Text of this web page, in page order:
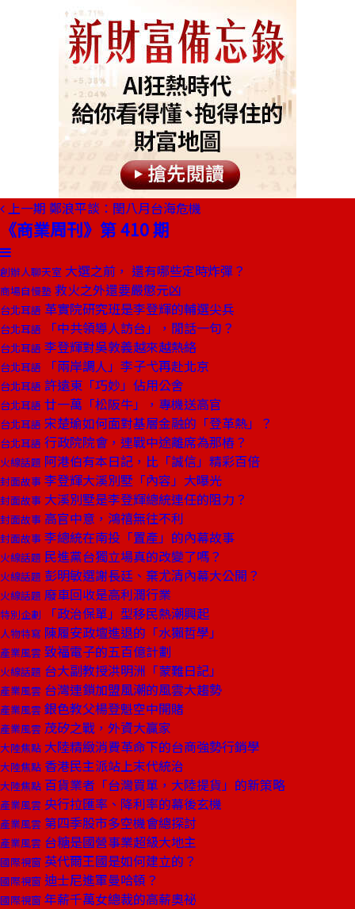
上一期 鄭浪平談：閏八月台海危機
《商業周刊》第 410 期
創辦人聊天室 大選之前， 還有哪些定時炸彈？
商場自慢塾 救火之外還要嚴懲元凶
台北耳語 革實院研究班是李登輝的輔選尖兵
台北耳語 「中共領導人訪台」，閒話一句？
台北耳語 李登輝對吳敦義越來越熱絡
台北耳語 「兩岸調人」李子弋再赴北京
台北耳語 許遠東「巧妙」佔用公舍
台北耳語 廿一萬「松阪牛」，專機送高官
台北耳語 宋楚瑜如何面對基層金融的「登革熱」？
台北耳語 行政院院會，連戰中途離席為那樁？
火線話題 阿港伯有本日記，比「誠信」精彩百倍
封面故事 李登輝大溪別墅「內容」大曝光
封面故事 大溪別墅是李登輝總統連任的阻力？
封面故事 高官中意，鴻禧無往不利
封面故事 李總統在南投「置產」的內幕故事
火線話題 民進黨台獨立場真的改變了嗎？
火線話題 彭明敏選謝長廷、棄尤清內幕大公開？
火線話題 廢車回收是高利潤行業
特別企劃 「政治保單」型移民熱潮興起
人物特寫 陳履安政壇進退的「水獺哲學」
產業風雲 致福電子的五百億計劃
火線話題 台大副教授洪明洲「蒙難日記」
產業風雲 台灣連鎖加盟風潮的風雲大趨勢
產業風雲 銀色教父楊登魁空中開賭
產業風雲 茂矽之戰，外資大贏家
大陸焦點 大陸精緻消費革命下的台商強勢行銷學
大陸焦點 香港民主派站上末代統治
大陸焦點 百貨業者「台灣買單，大陸提貨」的新策略
產業風雲 央行拉匯率、降利率的幕後玄機
產業風雲 第四季股市多空機會總探討
產業風雲 台糖是國營事業超級大地主
國際視窗 英代爾王國是如何建立的？
國際視窗 迪士尼進軍曼哈頓？
國際視窗 年薪千萬女總裁的高薪奧祕